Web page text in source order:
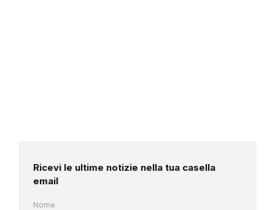
Ricevi le ultime notizie nella tua casella
email
Nome